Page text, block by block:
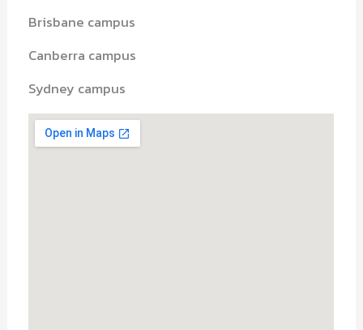
Brisbane campus
Canberra campus
Sydney campus